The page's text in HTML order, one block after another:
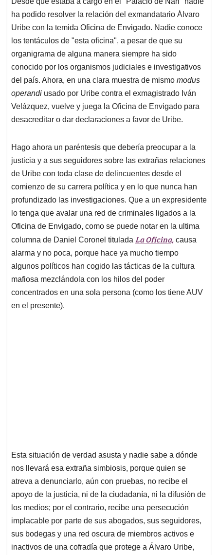
s
A
p
p
b
o
o
k
e
d
I
n
l
a
d
s
ha podido resolver la relación del exmandatario Álvaro
Uribe con la temida Oficina de Envigado. Nadie conoce
los tentáculos de "esta oficina", a pesar de que su
organigrama de alguna manera siempre ha sido
conocido por los organismos judiciales e investigativos
del país. Ahora, en una clara muestra de mismo modus
operandi usado por Uribe contra el exmagistrado Iván
Velázquez, vuelve y juega la Oficina de Envigado para
desacreditar o dar declaraciones a favor de Uribe.
Hago ahora un paréntesis que debería preocupar a la
justicia y a sus seguidores sobre las extrañas relaciones
de Uribe con toda clase de delincuentes desde el
comienzo de su carrera política y en lo que nunca han
profundizado las investigaciones. Que a un expresidente
lo tenga que avalar una red de criminales ligados a la
Oficina de Envigado, como se puede notar en la ultima
columna de Daniel Coronel titulada La Oficina, causa
alarma y no poca, porque hace ya mucho tiempo
algunos políticos han cogido las tácticas de la cultura
mafiosa mezclándola con los hilos del poder
concentrados en una sola persona (como los tiene AUV
en el presente).
Esta situación de verdad asusta y nadie sabe a dónde
nos llevará esa extraña simbiosis, porque quien se
atreva a denunciarlo, aún con pruebas, no recibe el
apoyo de la justicia, ni de la ciudadanía, ni la difusión de
los medios; por el contrario, recibe una persecución
implacable por parte de sus abogados, sus seguidores,
sus bodegas y una red oscura de miembros activos e
inactivos de una cofradía que protege a Álvaro Uribe,